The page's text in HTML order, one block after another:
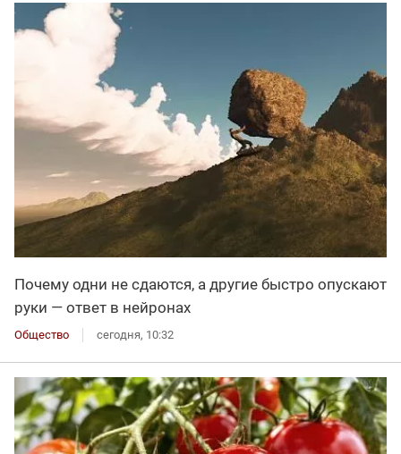
Почему одни не сдаются, а другие быстро опускают
руки — ответ в нейронах
Общество сегодня, 10:32